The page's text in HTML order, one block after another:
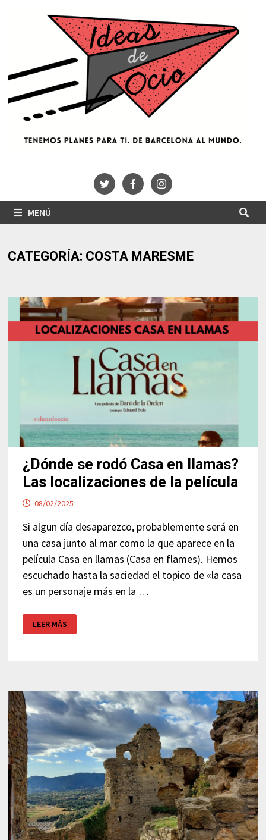
MENÚ
CATEGORÍA: COSTA MARESME
¿Dónde se rodó Casa en llamas?
Las localizaciones de la película
08/02/2025
Si algun día desaparezco, probablemente será en
una casa junto al mar como la que aparece en la
película Casa en llamas (Casa en flames). Hemos
escuchado hasta la saciedad el topico de «la casa
es un personaje más en la …
¿DÓNDE
SE
RODÓ
LA
PELÍCULA
LEER MÁS